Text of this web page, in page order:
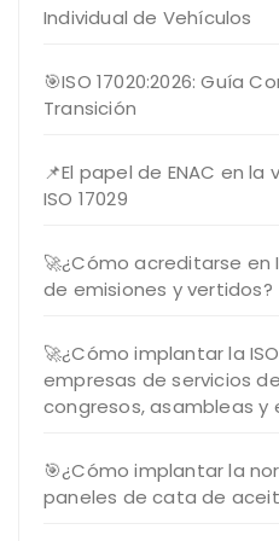
Individual de Vehículos
🎯ISO 17020:2026: Guía
Transición
📌El papel de ENAC en
ISO 17029
🚀¿Cómo acreditarse en
de emisiones y vertidos?
🚀¿Cómo implantar la ISO
empresas de servicios
congresos, asambleas y
🎯¿Cómo implantar la
paneles de cata de